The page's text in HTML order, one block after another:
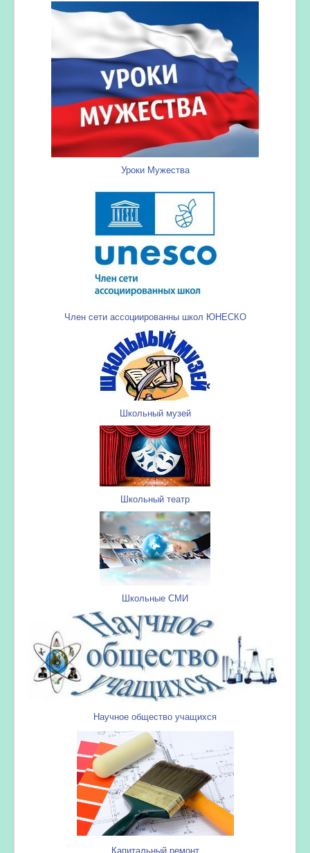
Уроки Мужества
Член сети ассоциированны школ ЮНЕСКО
Школьный музей
Школьный театр
Школьные СМИ
Научное общество учащихся
Капитальный ремонт